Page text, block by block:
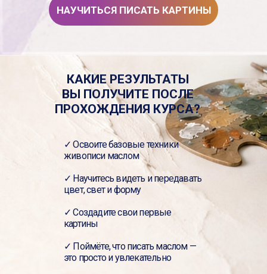
НАУЧИТЬСЯ ПИСАТЬ КАРТИНЫ
КАКИЕ РЕЗУЛЬТАТЫ
ВЫ ПОЛУЧИТЕ ПОСЛЕ
ПРОХОЖДЕНИЯ КУРСА?
✓ Освоите базовые техники
живописи маслом
✓ Научитесь видеть и передавать
цвет, свет и форму
✓ Создадите свои первые
картины
✓ Поймёте, что писать маслом —
это просто и увлекательно